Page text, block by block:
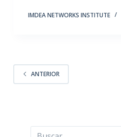
IMDEA NETWORKS INSTITUTE
ANTERIOR
Buscar